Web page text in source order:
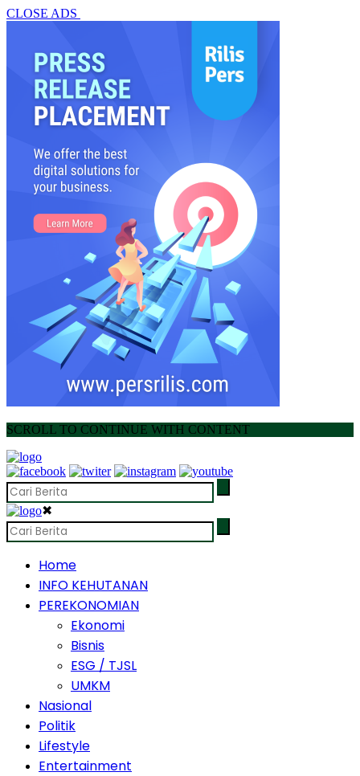
CLOSE ADS
SCROLL TO CONTINUE WITH CONTENT
✖
Home
INFO KEHUTANAN
PEREKONOMIAN
Ekonomi
Bisnis
ESG / TJSL
UMKM
Nasional
Politik
Lifestyle
Entertainment